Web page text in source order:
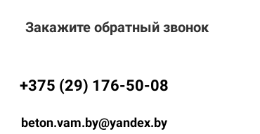
Закажите обратный звонок
+375 (29) 176-50-08
beton.vam.by@yandex.by